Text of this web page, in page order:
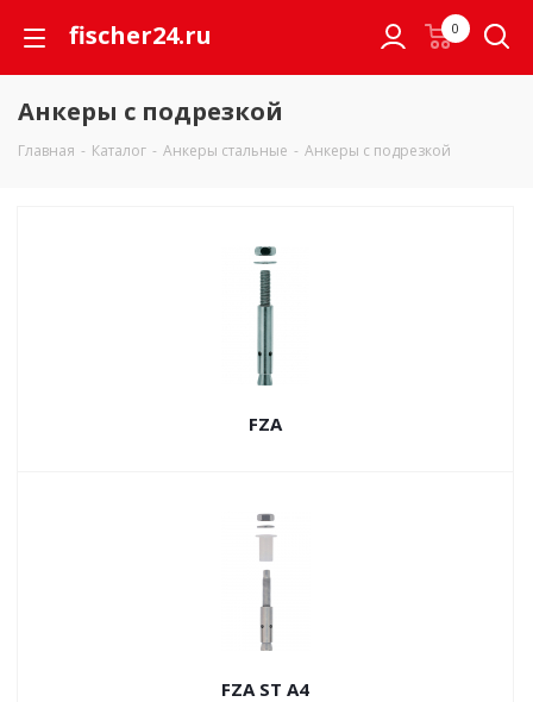
fischer24.ru 0
Анкеры с подрезкой
Главная - Каталог - Анкеры стальные - Анкеры с подрезкой
FZA
FZA ST A4